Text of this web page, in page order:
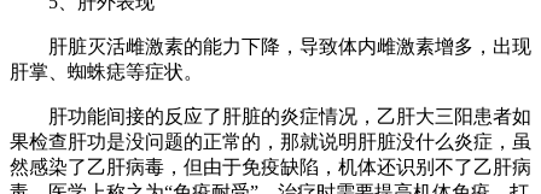
肝脏灭活雌激素的能力下降，导致体内雌激素增多，出现
肝掌、蜘蛛痣等症状。
肝功能间接的反应了肝脏的炎症情况，乙肝大三阳患者如
果检查肝功是没问题的正常的，那就说明肝脏没什么炎症，虽
然感染了乙肝病毒，但由于免疫缺陷，机体还识别不了乙肝病